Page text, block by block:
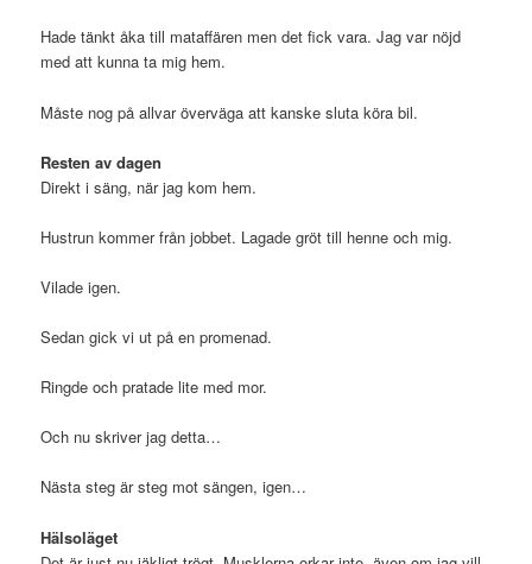
Hade tänkt åka till mataffären men det fick vara. Jag var nöjd
med att kunna ta mig hem.
Måste nog på allvar överväga att kanske sluta köra bil.
Resten av dagen
Direkt i säng, när jag kom hem.
Hustrun kommer från jobbet. Lagade gröt till henne och mig.
Vilade igen.
Sedan gick vi ut på en promenad.
Ringde och pratade lite med mor.
Och nu skriver jag detta…
Nästa steg är steg mot sängen, igen…
Hälsoläget